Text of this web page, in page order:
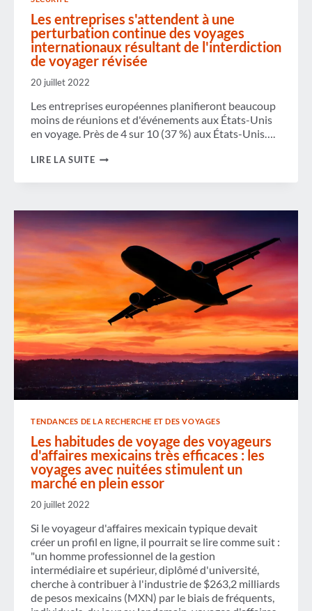
Les entreprises s'attendent à une
perturbation continue des voyages
internationaux résultant de l'interdiction
de voyager révisée
20 juillet 2022
Les entreprises européennes planifieront beaucoup
moins de réunions et d'événements aux États-Unis
en voyage. Près de 4 sur 10 (37 %) aux États-Unis….
LIRE LA SUITELES
PERTURBATION
CONTINUE
DES
VOYAGES
INTERNATIONAUX
RÉSULTANT
L'INTERDICTION
VOYAGER
RÉVISÉE
TENDANCES DE LA RECHERCHE ET DES VOYAGES
Les habitudes de voyage des voyageurs
d'affaires mexicains très efficaces : les
voyages avec nuitées stimulent un
marché en plein essor
20 juillet 2022
Si le voyageur d'affaires mexicain typique devait
créer un profil en ligne, il pourrait se lire comme suit :
"un homme professionnel de la gestion
intermédiaire et supérieur, diplômé d'université,
cherche à contribuer à l'industrie de $263,2 milliards
de pesos mexicains (MXN) par le biais de fréquents,